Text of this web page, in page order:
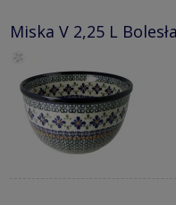
Miska V 2,25 L